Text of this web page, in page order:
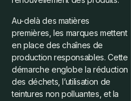
Au-delà des matières
premières, les marques mettent
en place des chaînes de
production responsables. Cette
démarche englobe la réduction
des déchets, l’utilisation de
teintures non polluantes, et la